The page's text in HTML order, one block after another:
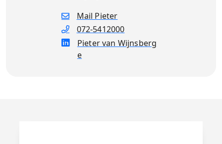
Mail Pieter
072-5412000
Pieter van Wijnsberg
e